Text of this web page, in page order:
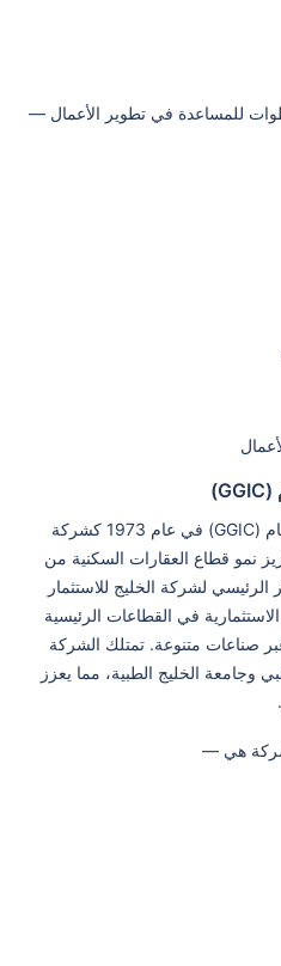
تأسست شركة الخليج للاستثمار العام (GGIC) في عام 1973 كشركة
نمو قطاع العقارات السكنية من
الرئيسي لشركة الخليج للاستثمار
في القطاعات الرئيسية
صناعات متنوعة. تمتلك الشركة
وجامعة الخليج الطبية، مما يعزز
هي —